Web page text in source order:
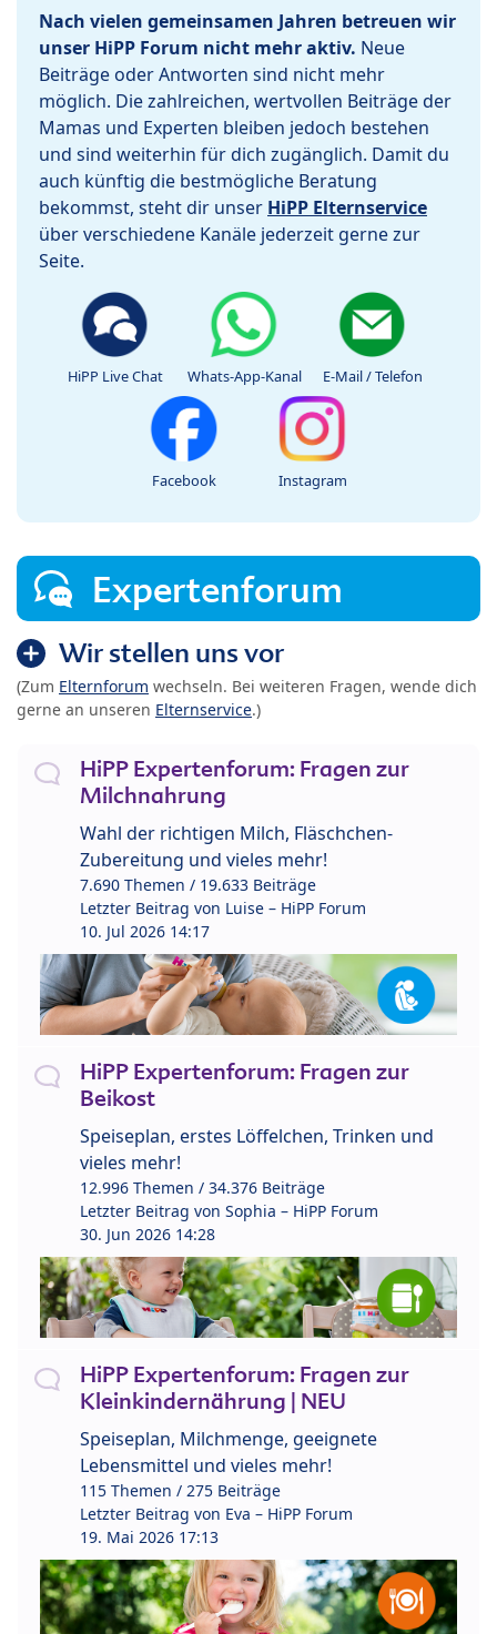
Nach vielen gemeinsamen Jahren betreuen wir
unser HiPP Forum nicht mehr aktiv. Neue
Beiträge oder Antworten sind nicht mehr
möglich. Die zahlreichen, wertvollen Beiträge der
Mamas und Experten bleiben jedoch bestehen
und sind weiterhin für dich zugänglich. Damit du
auch künftig die bestmögliche Beratung
bekommst, steht dir unser HiPP Elternservice
über verschiedene Kanäle jederzeit gerne zur
Seite.
HiPP Live Chat Whats-App-Kanal E-Mail / Telefon
Facebook Instagram
Expertenforum
Wir stellen uns vor
(Zum Elternforum wechseln. Bei weiteren Fragen, wende dich
gerne an unseren Elternservice.)
HiPP Expertenforum: Fragen zur
Milchnahrung
Wahl der richtigen Milch, Fläschchen-
Zubereitung und vieles mehr!
7.690 Themen / 19.633 Beiträge
Letzter Beitrag von Luise – HiPP Forum
10. Jul 2026 14:17
HiPP Expertenforum: Fragen zur
Beikost
Speiseplan, erstes Löffelchen, Trinken und
vieles mehr!
12.996 Themen / 34.376 Beiträge
Letzter Beitrag von Sophia – HiPP Forum
30. Jun 2026 14:28
HiPP Expertenforum: Fragen zur
Kleinkindernährung | NEU
Speiseplan, Milchmenge, geeignete
Lebensmittel und vieles mehr!
115 Themen / 275 Beiträge
Letzter Beitrag von Eva – HiPP Forum
19. Mai 2026 17:13